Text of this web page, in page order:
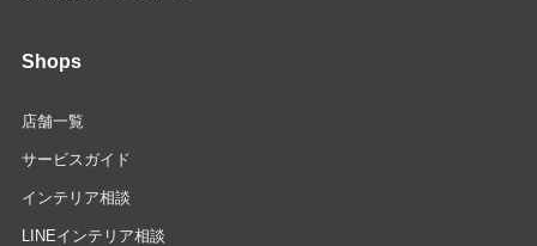
Shops
店舗一覧
サービスガイド
インテリア相談
LINEインテリア相談